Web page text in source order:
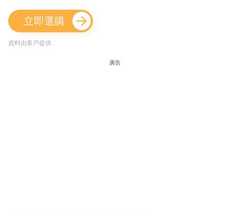
立即選購
資料由客戶提供
廣告